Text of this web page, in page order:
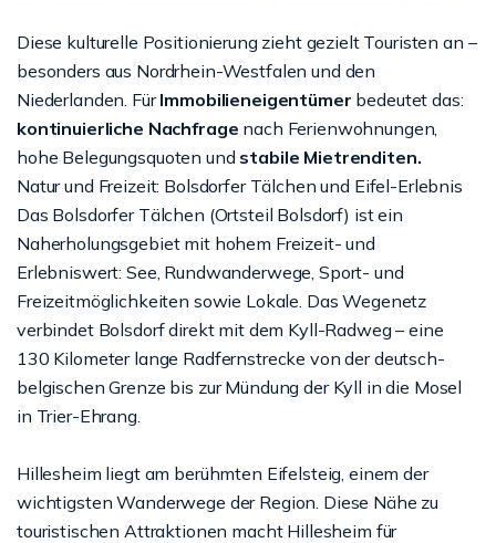
Diese kulturelle Positionierung zieht gezielt Touristen an –
besonders aus Nordrhein-Westfalen und den
Niederlanden. FürImmobilieneigentümer bedeutet das:
kontinuierliche Nachfrage nach Ferienwohnungen,
hohe Belegungsquoten und stabile Mietrenditen.
Natur und Freizeit: Bolsdorfer Tälchen und Eifel-Erlebnis
Das Bolsdorfer Tälchen (Ortsteil Bolsdorf) ist ein
Naherholungsgebiet mit hohem Freizeit- und
Erlebniswert: See, Rundwanderwege, Sport- und
Freizeitmöglichkeiten sowie Lokale. Das Wegenetz
verbindet Bolsdorf direkt mit dem Kyll-Radweg – eine
130 Kilometer lange Radfernstrecke von der deutsch-
belgischen Grenze bis zur Mündung der Kyll in die Mosel
in Trier-Ehrang.
Hillesheim liegt am berühmten Eifelsteig, einem der
wichtigsten Wanderwege der Region. Diese Nähe zu
touristischen Attraktionen macht Hillesheim für